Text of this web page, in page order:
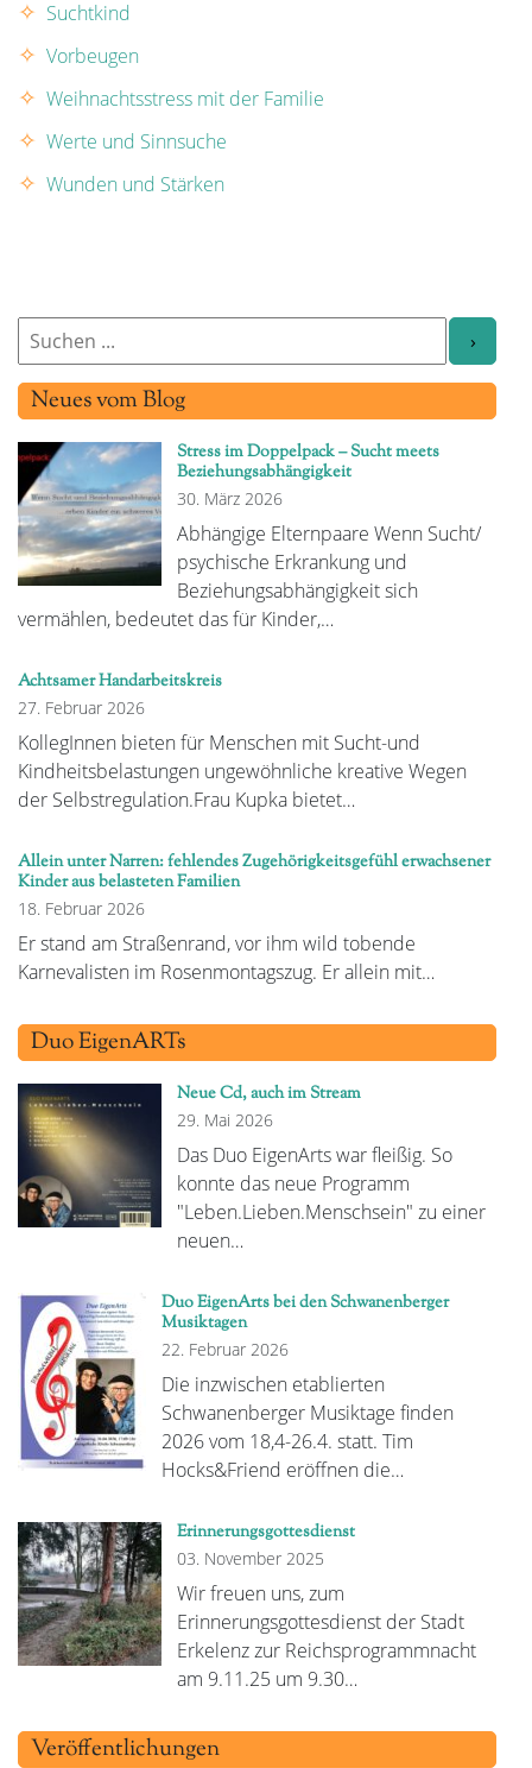
Suchtkind
Vorbeugen
Weihnachtsstress mit der Familie
Werte und Sinnsuche
Wunden und Stärken
Neues vom Blog
Stress im Doppelpack – Sucht meets
Beziehungsabhängigkeit
30. März 2026
Abhängige Elternpaare Wenn Sucht/
psychische Erkrankung und
Beziehungsabhängigkeit sich
vermählen, bedeutet das für Kinder,…
Achtsamer Handarbeitskreis
27. Februar 2026
KollegInnen bieten für Menschen mit Sucht-und
Kindheitsbelastungen ungewöhnliche kreative Wegen
der Selbstregulation.Frau Kupka bietet…
Allein unter Narren: fehlendes Zugehörigkeitsgefühl erwachsener
Kinder aus belasteten Familien
18. Februar 2026
Er stand am Straßenrand, vor ihm wild tobende
Karnevalisten im Rosenmontagszug. Er allein mit…
Duo EigenARTs
Neue Cd, auch im Stream
29. Mai 2026
Das Duo EigenArts war fleißig. So
konnte das neue Programm
"Leben.Lieben.Menschsein" zu einer
neuen…
Duo EigenArts bei den Schwanenberger
Musiktagen
22. Februar 2026
Die inzwischen etablierten
Schwanenberger Musiktage finden
2026 vom 18,4-26.4. statt. Tim
Hocks&Friend eröffnen die…
Erinnerungsgottesdienst
03. November 2025
Wir freuen uns, zum
Erinnerungsgottesdienst der Stadt
Erkelenz zur Reichsprogrammnacht
am 9.11.25 um 9.30…
Veröffentlichungen